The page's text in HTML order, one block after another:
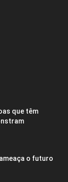
que têm
o futuro